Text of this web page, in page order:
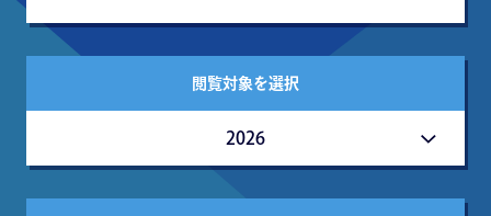
閲覧対象を選択
2026